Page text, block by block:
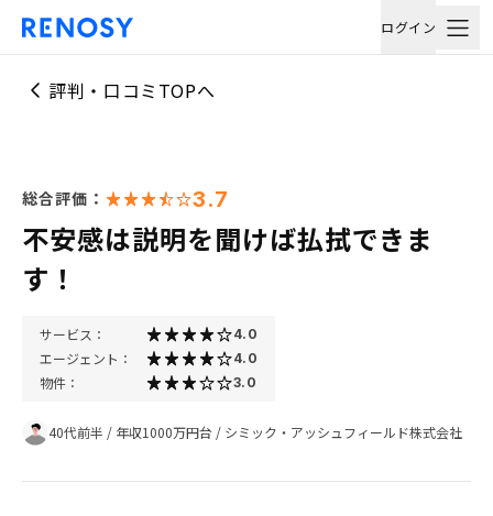
ログイン
評判・口コミTOPへ
総合評価： 3.7
不安感は説明を聞けば払拭できま
す！
サービス： 4.0
エージェント： 4.0
物件： 3.0
40代前半 / 年収1000万円台 / シミック・アッシュフィールド株式会社